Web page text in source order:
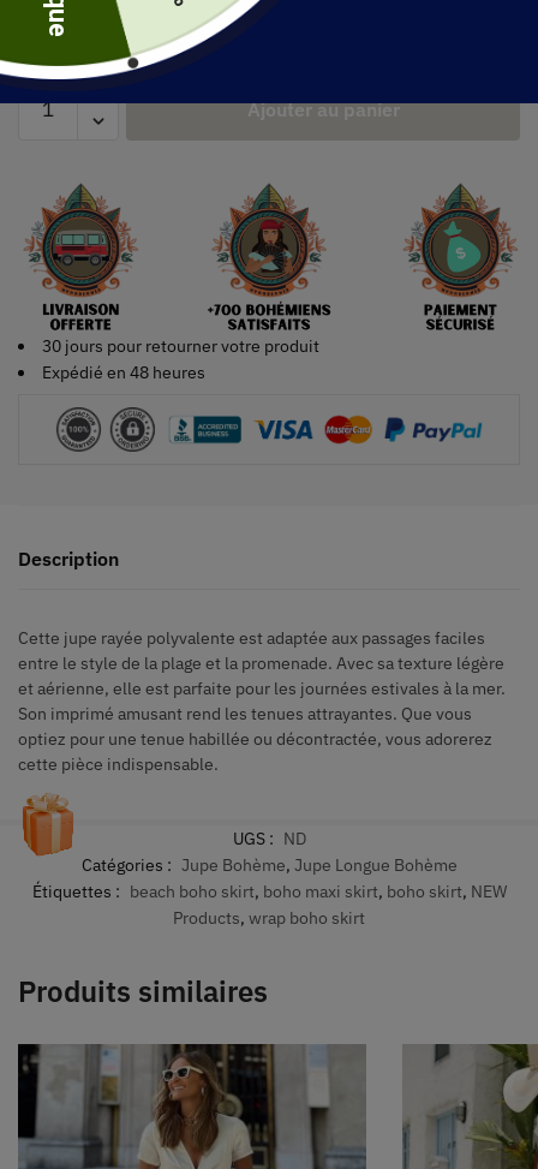
Ajouter au panier
30 jours pour retourner votre produit
Expédié en 48 heures
Description
Cette jupe rayée polyvalente est adaptée aux passages faciles
entre le style de la plage et la promenade. Avec sa texture légère
et aérienne, elle est parfaite pour les journées estivales à la mer.
Son imprimé amusant rend les tenues attrayantes. Que vous
optiez pour une tenue habillée ou décontractée, vous adorerez
cette pièce indispensable.
UGS : ND
Catégories : Jupe Bohème, Jupe Longue Bohème
Étiquettes : beach boho skirt, boho maxi skirt, boho skirt, NEW
Products, wrap boho skirt
Produits similaires